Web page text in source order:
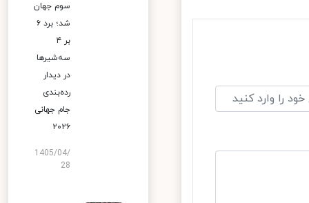
سوم جهان
شد؛ برد ۶
بر ۴
سه‌شیرها
در دیدار
رده‌بندی
جام جهانی
۲۰۲۶
1405/04/
28